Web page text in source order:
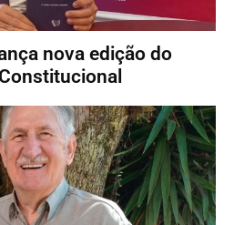
nova edição do